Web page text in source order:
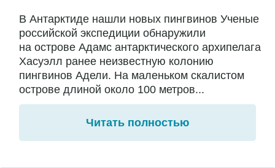
В Антарктиде нашли новых пингвинов Ученые
российской экспедиции обнаружили
на острове Адамс антарктического архипелага
Хасуэлл ранее неизвестную колонию
пингвинов Адели. На маленьком скалистом
острове длиной около 100 метров...
Читать полностью